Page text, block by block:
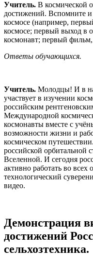
Учитель. В космической
достижений. Вспомните
космосе (например,
космосе; первый выход в
космонавт; первый
Ответы обучающихся.
Учитель. Молодцы! И в
участвует в изучении
российским
Международной
космонавты вместе с
возможности жизни и
космическом
российской орбитальной
Вселенной. И сегодня
активно работать во всех
технологический
видео.
Демонстрация
достижений
сельхозтехника.